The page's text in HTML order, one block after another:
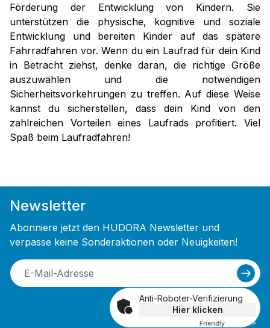
Förderung der Entwicklung von Kindern. Sie
unterstützen die physische, kognitive und soziale
Entwicklung und bereiten Kinder auf das spätere
Fahrradfahren vor. Wenn du ein Laufrad für dein Kind
in Betracht ziehst, denke daran, die richtige Größe
auszuwählen und die notwendigen
Sicherheitsvorkehrungen zu treffen. Auf diese Weise
kannst du sicherstellen, dass dein Kind von den
zahlreichen Vorteilen eines Laufrads profitiert. Viel
Spaß beim Laufradfahren!
Newsletter
Abonniere jetzt den HUDORA Newsletter und
verpasse keine Sonderaktionen oder Neuigkeiten!
Anti-Roboter-Verifizierung
Hier klicken
Friendly Captcha ⇗